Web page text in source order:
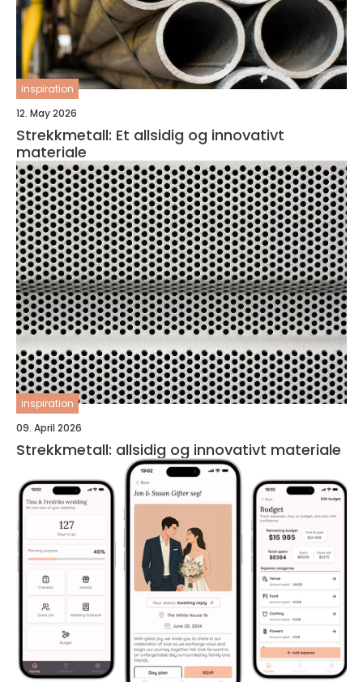
inspiration
12. May 2026
Strekkmetall: Et allsidig og innovativt
materiale
inspiration
09. April 2026
Strekkmetall: allsidig og innovativt materiale